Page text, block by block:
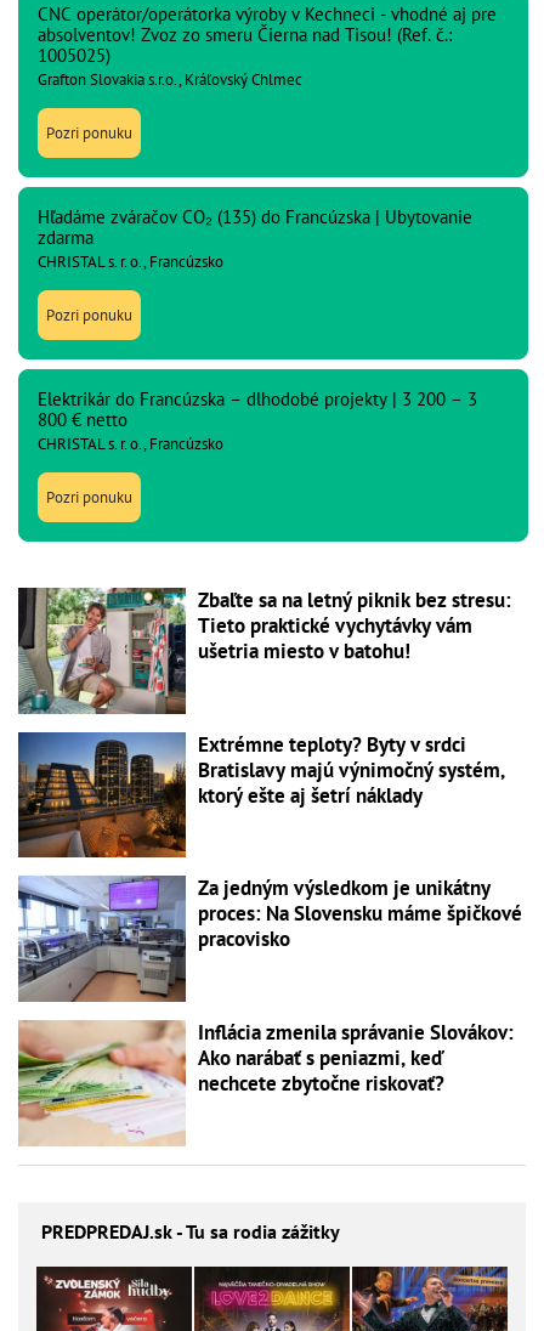
CNC operátor/operátorka výroby v Kechneci - vhodné aj pre
absolventov! Zvoz zo smeru Čierna nad Tisou! (Ref. č.:
1005025)
Grafton Slovakia s.r.o., Kráľovský Chlmec
Pozri ponuku
Hľadáme zváračov CO₂ (135) do Francúzska | Ubytovanie
zdarma
CHRISTAL s. r. o., Francúzsko
Pozri ponuku
Elektrikár do Francúzska – dlhodobé projekty | 3 200 – 3
800 € netto
CHRISTAL s. r. o., Francúzsko
Pozri ponuku
Zbaľte sa na letný piknik bez stresu:
Tieto praktické vychytávky vám
ušetria miesto v batohu!
Extrémne teploty? Byty v srdci
Bratislavy majú výnimočný systém,
ktorý ešte aj šetrí náklady
Za jedným výsledkom je unikátny
proces: Na Slovensku máme špičkové
pracovisko
Inflácia zmenila správanie Slovákov:
Ako narábať s peniazmi, keď
nechcete zbytočne riskovať?
PREDPREDAJ.sk - Tu sa rodia zážitky